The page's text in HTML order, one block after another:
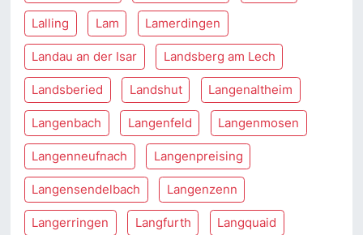
Lalling Lam Lamerdingen
Landau an der Isar Landsberg am Lech
Landsberied Landshut Langenaltheim
Langenbach Langenfeld Langenmosen
Langenneufnach Langenpreising
Langensendelbach Langenzenn
Langerringen Langfurth Langquaid